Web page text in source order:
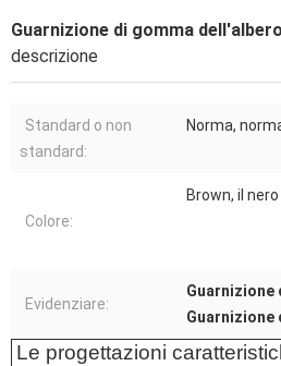
Guarnizione di gomma
descrizione
Standard o non
standard:
Norma,
Colore:
Brown, il nero
Evidenziare:
Guarnizione
Guarnizione
Le progettazioni